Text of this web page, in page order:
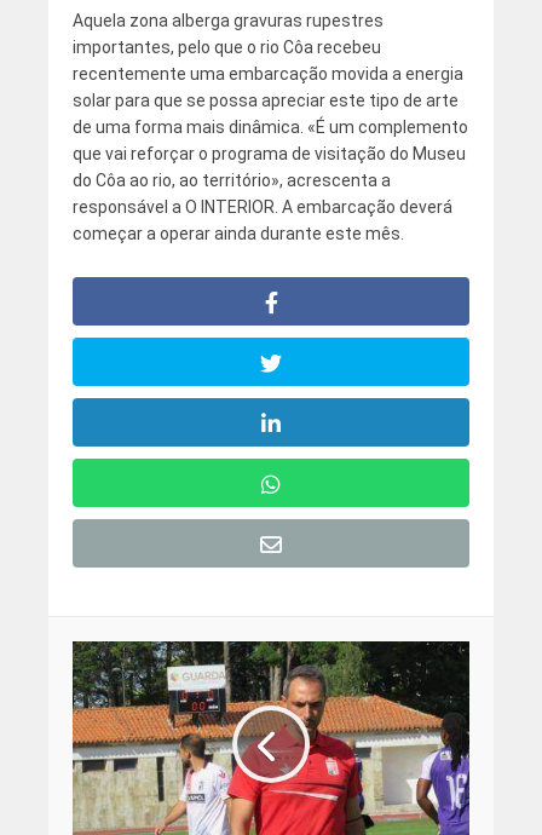
Aquela zona alberga gravuras rupestres
importantes, pelo que o rio Côa recebeu
recentemente uma embarcação movida a energia
solar para que se possa apreciar este tipo de arte
de uma forma mais dinâmica. «É um complemento
que vai reforçar o programa de visitação do Museu
do Côa ao rio, ao território», acrescenta a
responsável a O INTERIOR. A embarcação deverá
começar a operar ainda durante este mês.